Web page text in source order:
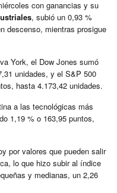
con ganancias y su
, subió un 0,93 %
descenso, mientras prosigue
York, el Dow Jones sumó
unidades, y el S&P 500
hasta 4.173,42 unidades.
a las tecnológicas más
1,19 % o 163,95 puntos,
por valores que pueden salir
lo que hizo subir al índice
y medianas, un 2,26